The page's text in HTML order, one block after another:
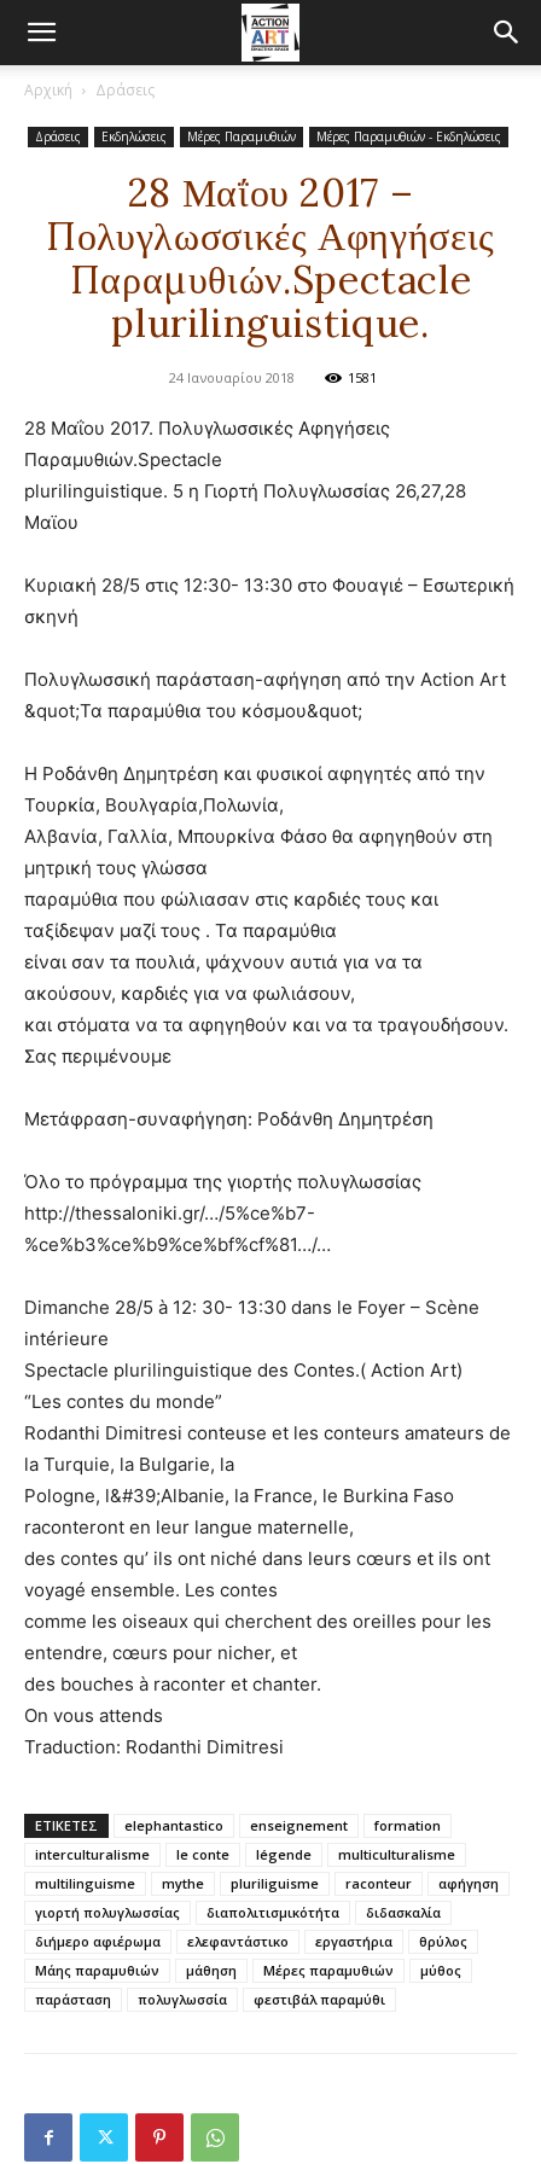
Αρχική Δράσεις
Δράσεις Εκδηλώσεις Μέρες Παραμυθιών Μέρες Παραμυθιών - Εκδηλώσεις
28 Μαΐου 2017 –
Πολυγλωσσικές Αφηγήσεις
Παραμυθιών.Spectacle
plurilinguistique.
24 Ιανουαρίου 2018 1581
28 Μαΐου 2017. Πολυγλωσσικές Αφηγήσεις
Παραμυθιών.Spectacle
plurilinguistique. 5 η Γιορτή Πολυγλωσσίας 26,27,28
Μαϊου
Κυριακή 28/5 στις 12:30- 13:30 στο Φουαγιέ – Εσωτερική
σκηνή
Πολυγλωσσική παράσταση-αφήγηση από την Action Art
&quot;Τα παραμύθια του κόσμου&quot;
Η Ροδάνθη Δημητρέση και φυσικοί αφηγητές από την
Τουρκία, Βουλγαρία,Πολωνία,
Αλβανία, Γαλλία, Μπουρκίνα Φάσο θα αφηγηθούν στη
μητρική τους γλώσσα
παραμύθια που φώλιασαν στις καρδιές τους και
ταξίδεψαν μαζί τους . Τα παραμύθια
είναι σαν τα πουλιά, ψάχνουν αυτιά για να τα
ακούσουν, καρδιές για να φωλιάσουν,
και στόματα να τα αφηγηθούν και να τα τραγουδήσουν.
Σας περιμένουμε
Μετάφραση-συναφήγηση: Ροδάνθη Δημητρέση
Όλο το πρόγραμμα της γιορτής πολυγλωσσίας
http://thessaloniki.gr/…/5%ce%b7-
%ce%b3%ce%b9%ce%bf%cf%81…/…
Dimanche 28/5 à 12: 30- 13:30 dans le Foyer – Scène
intérieure
Spectacle plurilinguistique des Contes.( Αction Art)
“Les contes du monde”
Rodanthi Dimitresi conteuse et les conteurs amateurs de
la Turquie, la Bulgarie, la
Pologne, l&#39;Albanie, la France, le Burkina Faso
raconteront en leur langue maternelle,
des contes qu’ ils ont niché dans leurs cœurs et ils ont
voyagé ensemble. Les contes
comme les oiseaux qui cherchent des oreilles pour les
entendre, cœurs pour nicher, et
des bouches à raconter et chanter.
On vous attends
Traduction: Rodanthi Dimitresi
ΕΤΙΚΕΤΕΣ elephantastico enseignement
formation
interculturalisme
le conte légende
multiculturalisme
multilinguisme
mythe pluriliguisme raconteur
αφήγηση
γιορτή πολυγλωσσίας
διαπολιτισμικότήτα
διδασκαλία
διήμερο αφιέρωμα
ελεφαντάστικο εργαστήρια
θρύλος
Μάης παραμυθιών
μάθηση Μέρες παραμυθιών
μύθος
παράσταση
πολυγλωσσία φεστιβάλ παραμύθι